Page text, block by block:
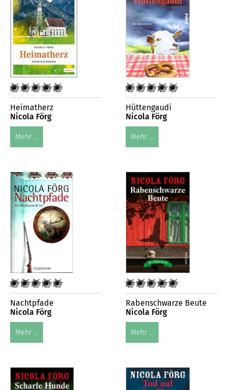
Heimatherz
Nicola Förg
Mehr ...
Hüttengaudi
Nicola Förg
Mehr ...
Nachtpfade
Nicola Förg
Mehr ...
Rabenschwarze Beute
Nicola Förg
Mehr ...